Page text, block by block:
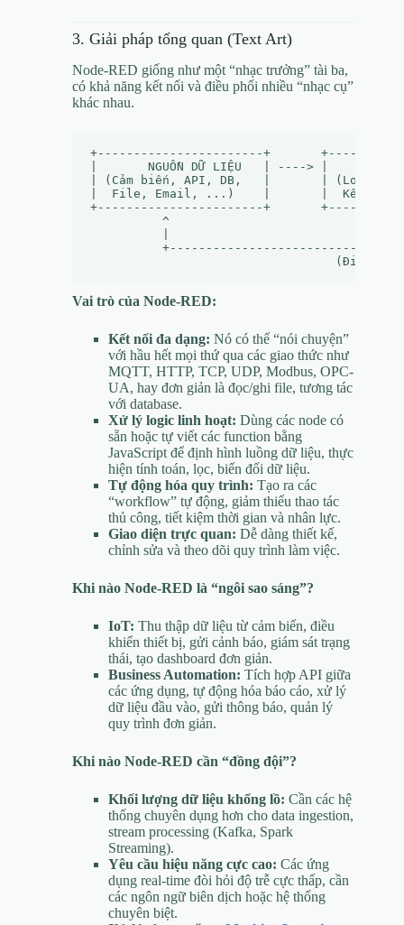
3. Giải pháp tổng quan (Text Art)
Node-RED giống như một “nhạc trưởng” tài ba,
có khả năng kết nối và điều phối nhiều “nhạc cụ”
khác nhau.
+-----------------------+
|       NGUỒN DỮ LIỆU   | ----> |
| (Cảm biến, API, DB,   |       |
|  File, Email, ...)    |       |  Kết
+-----------------------+
^
Vai trò của Node-RED:
Kết nối đa dạng: Nó có thể “nói chuyện”
với hầu hết mọi thứ qua các giao thức như
MQTT, HTTP, TCP, UDP, Modbus, OPC-
UA, hay đơn giản là đọc/ghi file, tương tác
với database.
Xử lý logic linh hoạt: Dùng các node có
sẵn hoặc tự viết các function bằng
JavaScript để định hình luồng dữ liệu, thực
hiện tính toán, lọc, biến đổi dữ liệu.
Tự động hóa quy trình: Tạo ra các
“workflow” tự động, giảm thiểu thao tác
thủ công, tiết kiệm thời gian và nhân lực.
Giao diện trực quan: Dễ dàng thiết kế,
chỉnh sửa và theo dõi quy trình làm việc.
Khi nào Node-RED là “ngôi sao sáng”?
IoT: Thu thập dữ liệu từ cảm biến, điều
khiển thiết bị, gửi cảnh báo, giám sát trạng
thái, tạo dashboard đơn giản.
Business Automation: Tích hợp API giữa
các ứng dụng, tự động hóa báo cáo, xử lý
dữ liệu đầu vào, gửi thông báo, quản lý
quy trình đơn giản.
Khi nào Node-RED cần “đồng đội”?
Khối lượng dữ liệu khổng lồ: Cần các hệ
thống chuyên dụng hơn cho data ingestion,
stream processing (Kafka, Spark
Streaming).
Yêu cầu hiệu năng cực cao: Các ứng
dụng real-time đòi hỏi độ trễ cực thấp, cần
các ngôn ngữ biên dịch hoặc hệ thống
chuyên biệt.